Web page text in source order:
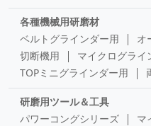
各種機械用研磨材
ベルトグラインダー用
オ
切断機用
マイクログライ
TOPミニグラインダー用
研磨用ツール＆工具
パワーコングシリーズ
マ